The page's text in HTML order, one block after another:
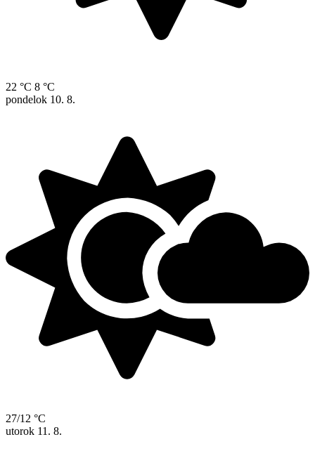
22 °C 8 °C
pondelok 10. 8.
27/12 °C
utorok 11. 8.